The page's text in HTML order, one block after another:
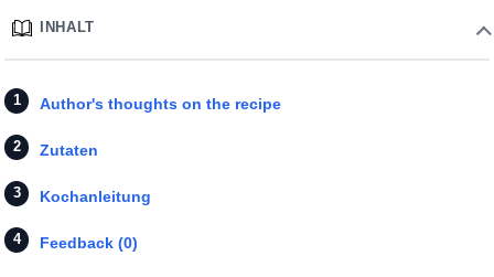
INHALT
Author's thoughts on the recipe
Zutaten
Kochanleitung
Feedback (0)